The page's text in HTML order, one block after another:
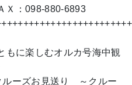
Ｘ：098-880-6893
もに楽しむオルカ号海中観
お見送り ～クルー